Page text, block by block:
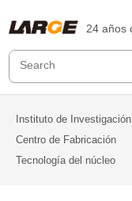
24 años
Instituto de Investigación
Centro de Fabricación
Tecnología del núcleo